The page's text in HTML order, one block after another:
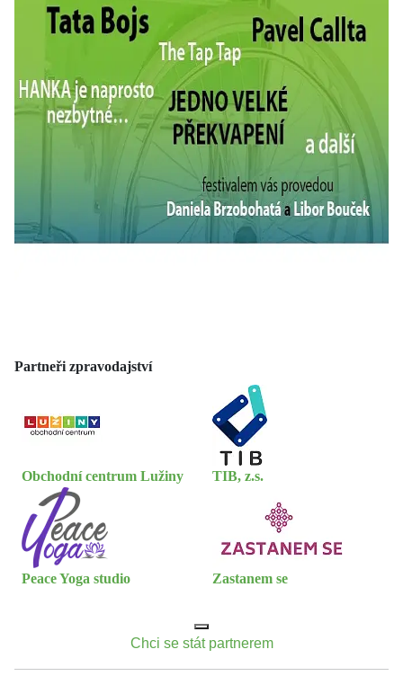
Partneři zpravodajství
Obchodní centrum Lužiny TIB, z.s.
Peace Yoga studio Zastanem se
Chci se stát partnerem